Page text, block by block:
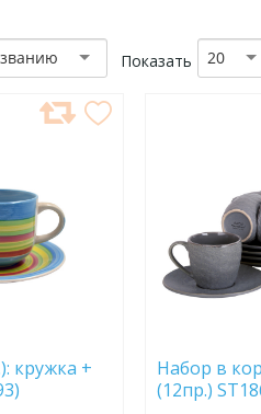
Показать 20
кружка +
Набор в
(12пр.)